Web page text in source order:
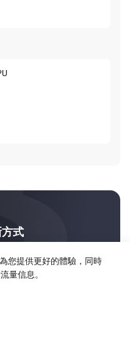
式
用
您提供更好的體驗，同時
量信息。